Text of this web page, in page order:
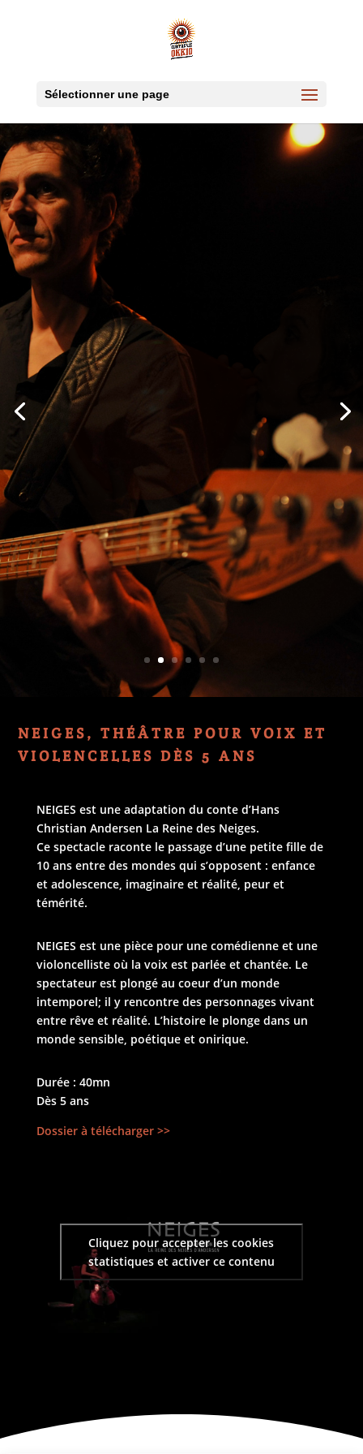
Sélectionner une page
NEIGES, THÉÂTRE POUR VOIX ET
VIOLENCELLES DÈS 5 ANS
NEIGES est une adaptation du conte d’Hans
Christian Andersen La Reine des Neiges.
Ce spectacle raconte le passage d’une petite fille de
10 ans entre des mondes qui s’opposent : enfance
et adolescence, imaginaire et réalité, peur et
témérité.
NEIGES est une pièce pour une comédienne et une
violoncelliste où la voix est parlée et chantée. Le
spectateur est plongé au coeur d’un monde
intemporel; il y rencontre des personnages vivant
entre rêve et réalité. L’histoire le plonge dans un
monde sensible, poétique et onirique.
Durée : 40mn
Dès 5 ans
Dossier à télécharger >>
Cliquez pour accepter les cookies
statistiques et activer ce contenu